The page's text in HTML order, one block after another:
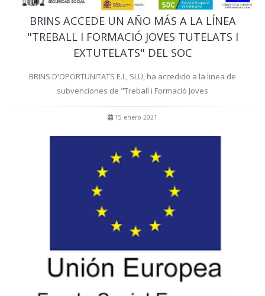
BRINS ACCEDE UN AÑO MÁS A LA LÍNEA
"TREBALL I FORMACIÓ JOVES TUTELATS I
EXTUTELATS" DEL SOC
BRINS D'OPORTUNITATS E.I., SLU, ha accedido a la linea de
subvenciones de "Treball i Formació Joves
15 enero 2021